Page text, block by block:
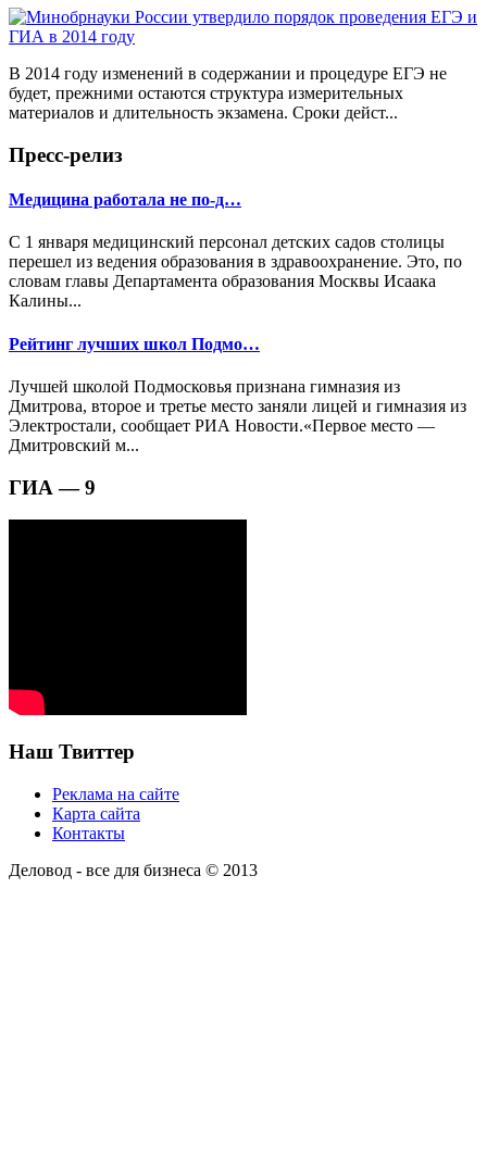
В 2014 году изменений в содержании и процедуре ЕГЭ не
будет, прежними остаются структура измерительных
материалов и длительность экзамена. Сроки дейст...
Пресс-релиз
Медицина работала не по-д…
С 1 января медицинский персонал детских садов столицы
перешел из ведения образования в здравоохранение. Это, по
словам главы Департамента образования Москвы Исаака
Калины...
Рейтинг лучших школ Подмо…
Лучшей школой Подмосковья признана гимназия из
Дмитрова, второе и третье место заняли лицей и гимназия из
Электростали, сообщает РИА Новости.«Первое место —
Дмитровский м...
ГИА — 9
Наш Твиттер
Реклама на сайте
Карта сайта
Контакты
Деловод - все для бизнеса © 2013